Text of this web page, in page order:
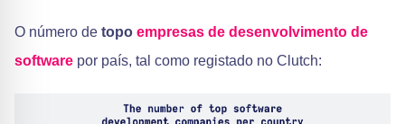
O número de topo empresas de desenvolvimento de
software por país, tal como registado no Clutch: